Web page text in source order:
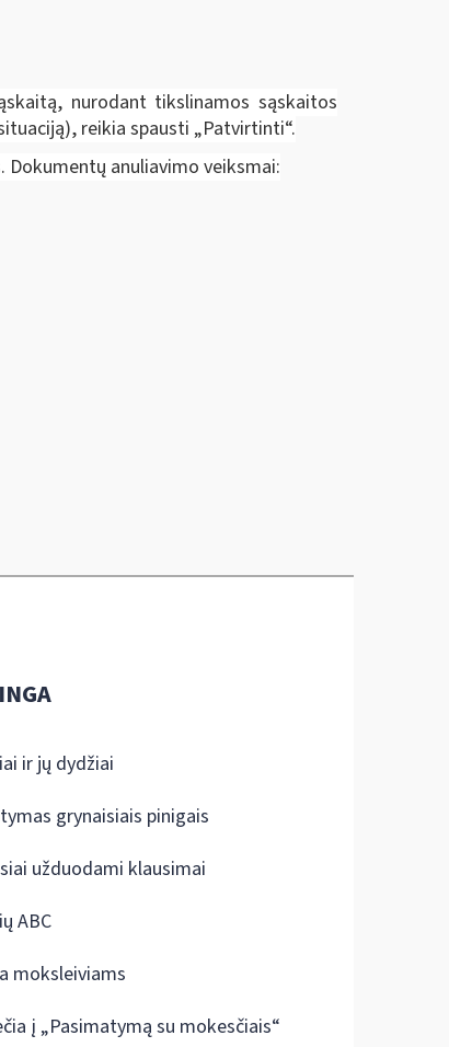
nurodant tikslinamos sąskaitos
reikia spausti „Patvirtinti“.
anuliavimo veiksmai:
ir jų dydžiai
grynaisiais pinigais
užduodami klausimai
ABC
moksleiviams
į „Pasimatymą su mokesčiais“